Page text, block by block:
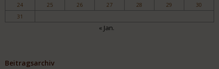
24
25 26 27 28 29
30
31
« Jan.
Beitragsarchiv